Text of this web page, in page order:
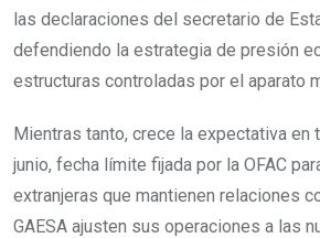
las declaraciones del secretario de
defendiendo la estrategia de presión
estructuras controladas por el aparato
Mientras tanto, crece la expectativa en
junio, fecha límite fijada por la OFAC
extranjeras que mantienen relaciones
GAESA ajusten sus operaciones a las